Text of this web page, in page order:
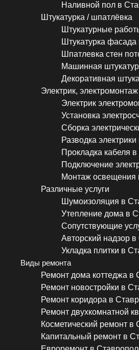
Наливной пол в
Штукатурка / шпатлёвка
Штукатурные
Штукатурка
Шпатлевка стен
Машинная
Декоративная
Электрик, электромонтаж
Электрик
Установка
Сборка
Разводка
Прокладка кабеля
Подключение
Монтаж освещения
Различные услуги
Шумоизоляция в
Утепление дома в
Сопутствующие
Авторский надзор
Укладка плитки в
Виды ремонта
Ремонт дома коттеджа в
Ремонт новостройки в
Ремонт коридора в
Ремонт двухкомнатной
Косметический ремонт в
Капитальный ремонт в